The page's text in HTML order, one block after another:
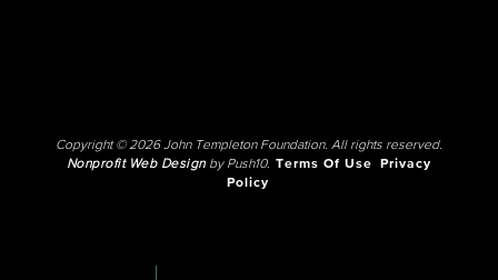
Copyright © 2026 John Templeton Foundation. All rights reserved.
Nonprofit Web Designby Push10. Terms Of Use
Privacy
Policy